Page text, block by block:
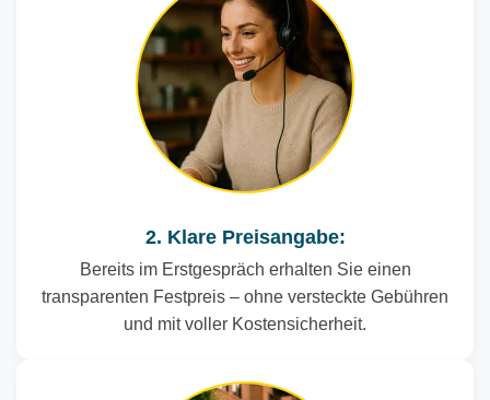
2. Klare Preisangabe:
Bereits im Erstgespräch erhalten Sie einen
transparenten Festpreis – ohne versteckte Gebühren
und mit voller Kostensicherheit.